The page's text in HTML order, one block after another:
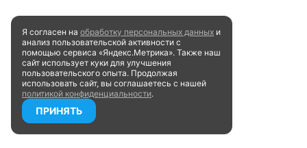
Я согласен на обработку персональных данных и
анализ пользовательской активности с
помощью сервиса «Яндекс.Метрика». Также наш
сайт использует куки для улучшения
пользовательского опыта. Продолжая
использовать сайт, вы соглашаетесь с нашей
политикой конфиденциальности.
ПРИНЯТЬ